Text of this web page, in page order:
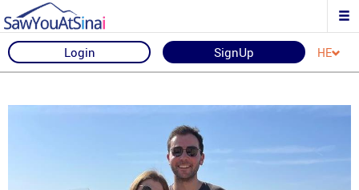
Login SignUp HE